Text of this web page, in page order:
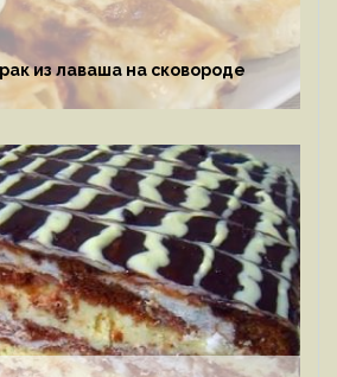
из лаваша на сковороде